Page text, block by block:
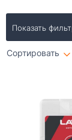
Показать
Сортировать